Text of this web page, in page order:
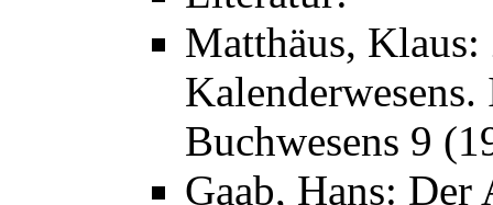
Matthäus, Klaus:
Buchwesens 9
Gaab, Hans: